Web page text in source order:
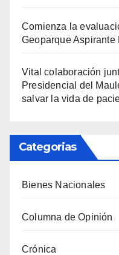
Comienza la
Geoparque
Vital colaboración
Presidencial del
salvar la vida de
Categorias
Bienes Nacionales
Columna de Opinión
Crónica